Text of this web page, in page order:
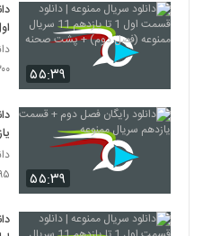
۵۵:۳۹
۳۰۰
۵۵:۳۹
۲۹۵